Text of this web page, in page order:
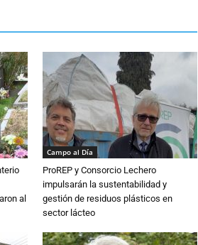
al
Campo al Día
ProREP y Consorcio Lechero
impulsarán la sustentabilidad y
gestión de residuos plásticos en
sector lácteo